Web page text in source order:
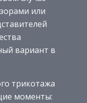
или
вариант в
трикотажа
моменты: